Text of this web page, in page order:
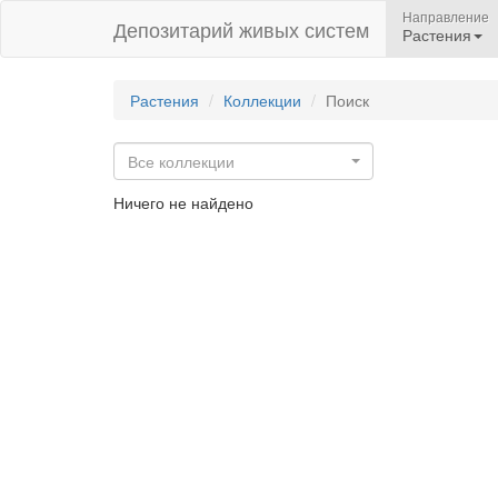
Депозитарий живых систем Направление
Растения
Растения Коллекции Поиск
Все коллекции
Ничего не найдено